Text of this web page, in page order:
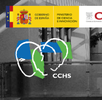
Pasar
al
contenido
principal